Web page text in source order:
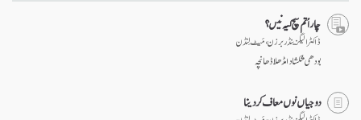
چار اُتم سچ کیہ نیں؟
ڈاکٹر الیگزینڈر برزن ، مَیٹ لِنڈن
بودھی شکشا دا مڈھلا ڈھانچہ
دوجیاں نوں معاف کر دینا